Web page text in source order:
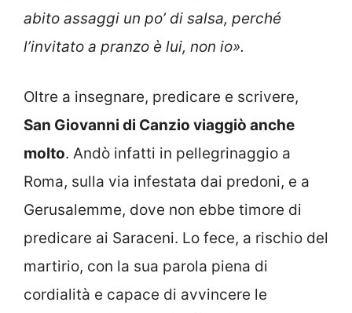
abito assaggi un po’ di salsa, perché
l’invitato a pranzo è lui, non io».
Oltre a insegnare, predicare e scrivere,
San Giovanni di Canzio viaggiò anche
molto. Andò infatti in pellegrinaggio a
Roma, sulla via infestata dai predoni, e a
Gerusalemme, dove non ebbe timore di
predicare ai Saraceni. Lo fece, a rischio del
martirio, con la sua parola piena di
cordialità e capace di avvincere le